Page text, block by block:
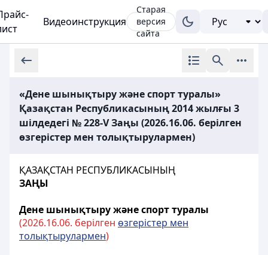
Видеоинструкция
Старая
версия
сайта
«Дене шынықтыру және спорт туралы»
Қазақстан Республикасының 2014 жылғы 3
шілдедегі № 228-V Заңы (2026.16.06. берілген
өзгерістер мен толықтырулармен)
ҚАЗАҚСТАН РЕСПУБЛИКАСЫНЫҢ
ЗАҢЫ
Дене шынықтыру және спорт туралы
(2026.16.06. берілген өзгерістер мен
толықтырулармен)